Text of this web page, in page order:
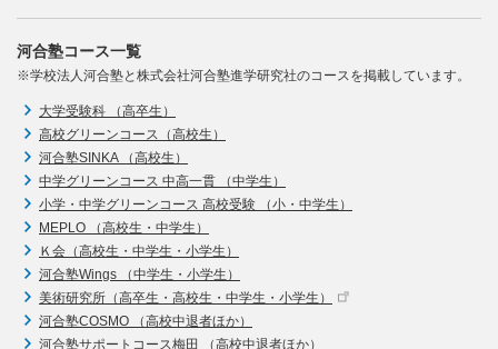
河合塾コース一覧
※学校法人河合塾と株式会社河合塾進学研究社のコースを掲載しています。
大学受験科 （高卒生）
高校グリーンコース（高校生）
河合塾SINKA （高校生）
中学グリーンコース 中高一貫 （中学生）
小学・中学グリーンコース 高校受験 （小・中学生）
MEPLO （高校生・中学生）
Ｋ会（高校生・中学生・小学生）
河合塾Wings （中学生・小学生）
美術研究所（高卒生・高校生・中学生・小学生）
河合塾COSMO （高校中退者ほか）
河合塾サポートコース梅田 （高校中退者ほか）